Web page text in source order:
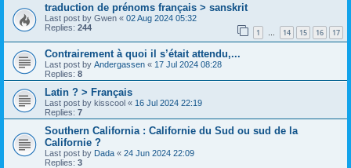
traduction de prénoms français > sanskrit
Last post by Gwen « 02 Aug 2024 05:32
Replies: 244 1 … 14 15 16 17
Contrairement à quoi il s’était attendu,...
Last post by Andergassen « 17 Jul 2024 08:28
Replies: 8
Latin ? > Français
Last post by kisscool « 16 Jul 2024 22:19
Replies: 7
Southern California : Californie du Sud ou sud de la
Californie ?
Last post by Dada « 24 Jun 2024 22:09
Replies: 3